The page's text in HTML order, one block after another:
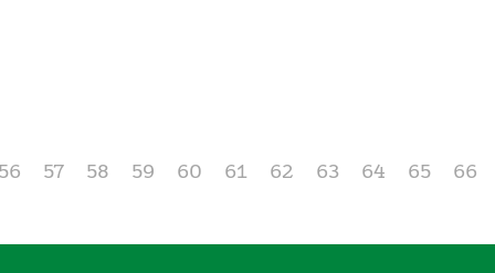
57 58 59 60 61 62 63 64 65 66